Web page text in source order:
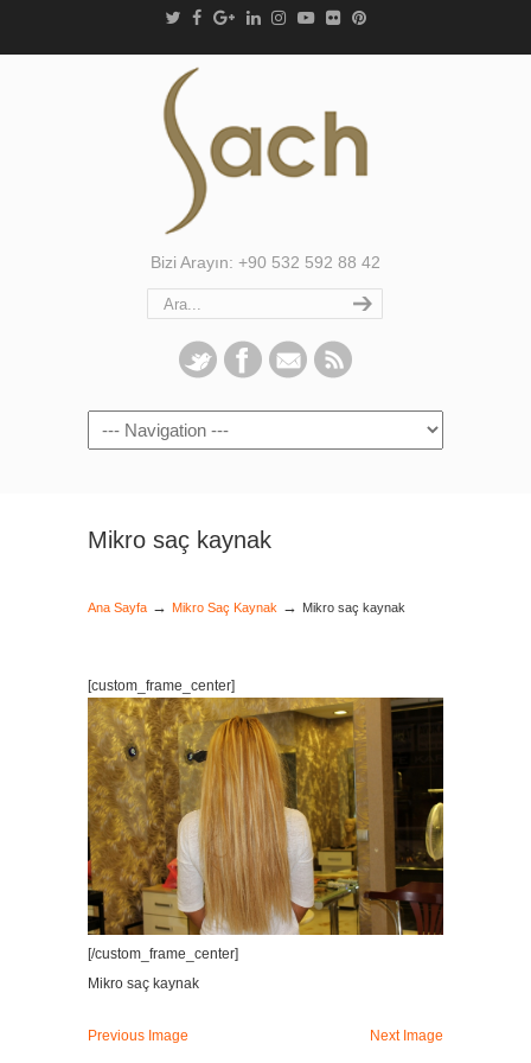
Bizi Arayın: +90 532 592 88 42
Navigation
Mikro saç kaynak
Ana Sayfa → Mikro Saç Kaynak → Mikro saç kaynak
[custom_frame_center]
[/custom_frame_center]
Mikro saç kaynak
Previous Image Next Image